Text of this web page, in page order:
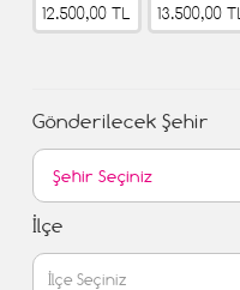
12.500,00 TL
13.500,00 TL
Gönderilecek Şehir
İlçe